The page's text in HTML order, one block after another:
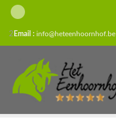
2 Email : info@heteenhoornhof.be